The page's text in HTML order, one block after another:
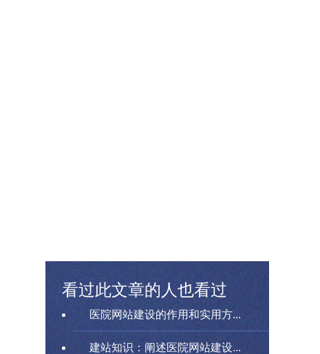
看过此文章的人也看过
医院网站建设的作用和实用方...
建站知识：阐述医院网站建设...